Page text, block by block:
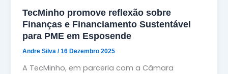
TecMinho promove reflexão sobre
Finanças e Financiamento Sustentável
para PME em Esposende
Andre Silva/16 Dezembro 2025
A TecMinho, em parceria com a Câmara